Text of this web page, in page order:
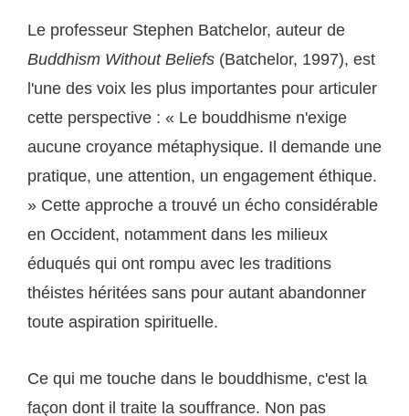
Le professeur Stephen Batchelor, auteur de
Buddhism Without Beliefs (Batchelor, 1997), est
l'une des voix les plus importantes pour articuler
cette perspective : « Le bouddhisme n'exige
aucune croyance métaphysique. Il demande une
pratique, une attention, un engagement éthique.
» Cette approche a trouvé un écho considérable
en Occident, notamment dans les milieux
éduqués qui ont rompu avec les traditions
théistes héritées sans pour autant abandonner
toute aspiration spirituelle.
Ce qui me touche dans le bouddhisme, c'est la
façon dont il traite la souffrance. Non pas